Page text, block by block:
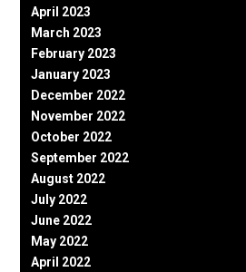
April 2023
March 2023
February 2023
January 2023
December 2022
November 2022
October 2022
September 2022
August 2022
July 2022
June 2022
May 2022
April 2022